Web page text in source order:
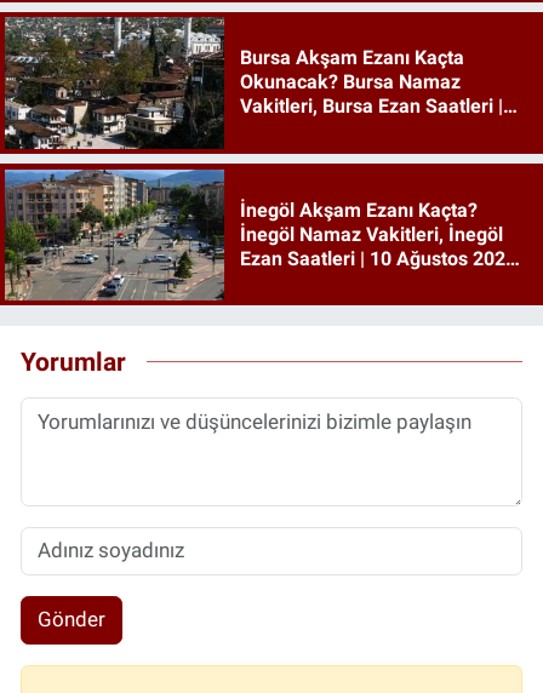
Bursa Akşam Ezanı Kaçta
Okunacak? Bursa Namaz
Vakitleri, Bursa Ezan Saatleri |
İnegöl Akşam Ezanı Kaçta?
İnegöl Namaz Vakitleri, İnegöl
Ezan Saatleri | 10 Ağustos 2026
Yorumlar
Gönder